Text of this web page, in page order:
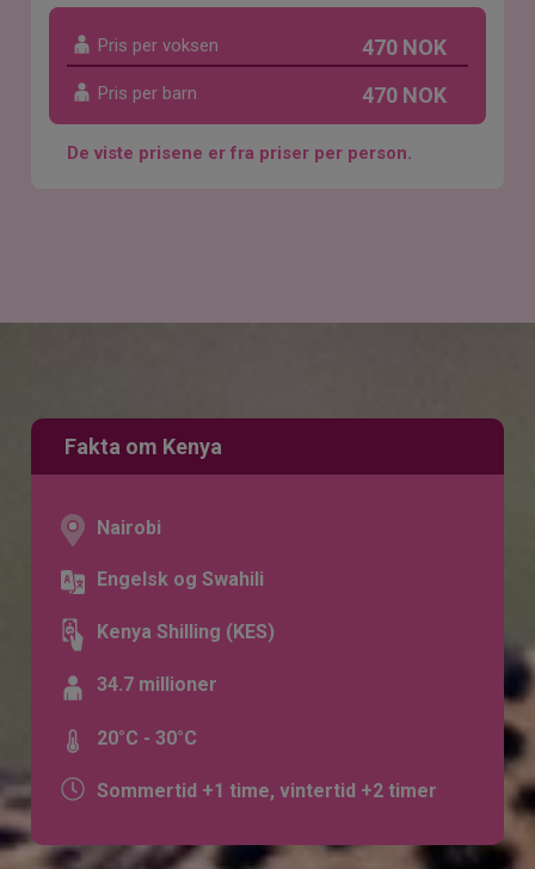
Pris per voksen 470 NOK
Pris per barn 470 NOK
De viste prisene er fra priser per person.
Fakta om Kenya
Nairobi
Engelsk og Swahili
Kenya Shilling (KES)
34.7 millioner
20°C - 30°C
Sommertid +1 time, vintertid +2 timer